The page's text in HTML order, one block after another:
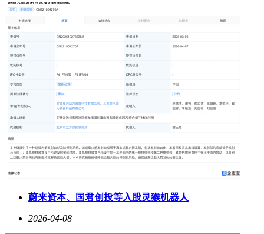
蔚来资本、国君创投等入股灵猴机器人
2026-04-08